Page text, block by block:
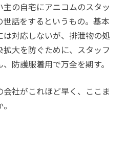
の自宅にアニコムのスタッ
話をするというもの。基本
対応しないが、排泄物の処
大を防ぐために、スタッフ
防護服着用で万全を期す。
社がこれほど早く、ここま